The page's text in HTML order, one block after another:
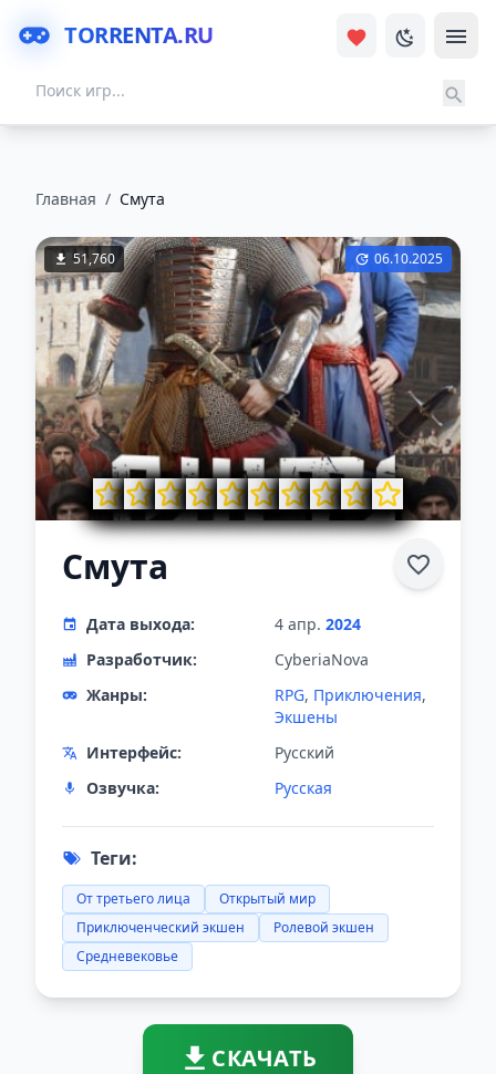
TORRENTA.RU
Главная / Смута
51,760 06.10.2025
Смута
Дата выхода: 4 апр. 2024
Разработчик:
CyberiaNova
Жанры:
RPG, Приключения,
Экшены
Интерфейс:
Русский
Озвучка:
Русская
Теги:
От третьего лица
Открытый мир
Приключенческий экшен
Ролевой экшен
Средневековье
СКАЧАТЬ